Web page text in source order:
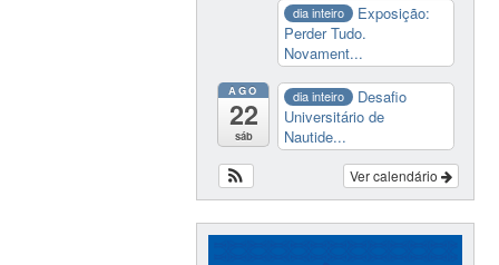
dia inteiro
Exposição:
Perder Tudo.
Novament...
AGO
22
sáb
dia inteiro
Desafio
Universitário de
Nautide...
Ver calendário